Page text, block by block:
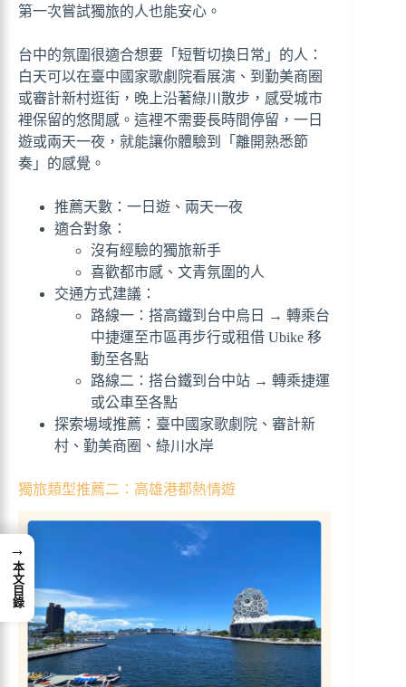
第一次嘗試獨旅的人也能安心。
台中的氛圍很適合想要「短暫切換日常」的人：
白天可以在臺中國家歌劇院看展演、到勤美商圈
或審計新村逛街，晚上沿著綠川散步，感受城市
裡保留的悠閒感。這裡不需要長時間停留，一日
遊或兩天一夜，就能讓你體驗到「離開熟悉節
奏」的感覺。
推薦天數：一日遊、兩天一夜
適合對象：
沒有經驗的獨旅新手
喜歡都市感、文青氛圍的人
交通方式建議：
路線一：搭高鐵到台中烏日 → 轉乘台
中捷運至市區再步行或租借 Ubike 移
動至各點
路線二：搭台鐵到台中站 → 轉乘捷運
或公車至各點
探索場域推薦：臺中國家歌劇院、審計新
村、勤美商圈、綠川水岸
獨旅類型推薦二：高雄港都熱情遊
→
本文目錄